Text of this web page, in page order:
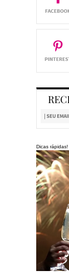
Dicas rápidas!